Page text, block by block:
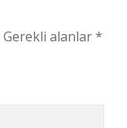
Gerekli alanlar*